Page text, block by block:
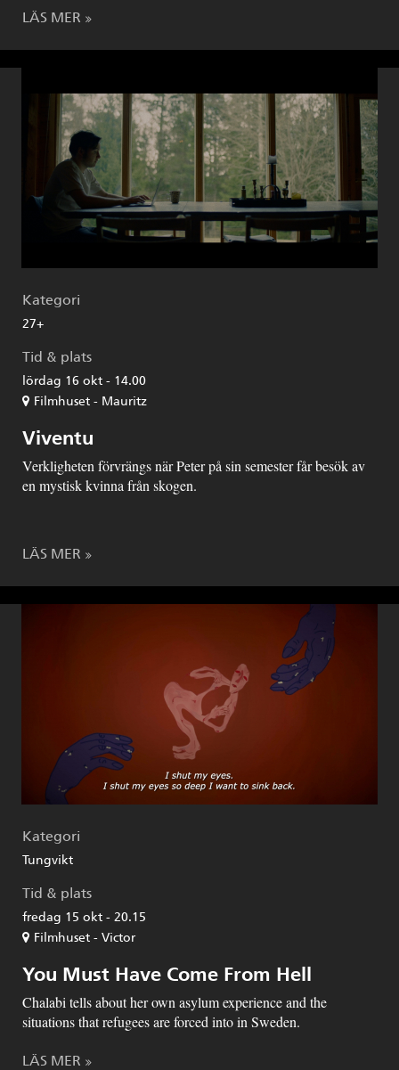
LÄS MER
Kategori
27+
Tid & plats
lördag 16 okt - 14.00
Filmhuset - Mauritz
Viventu
Verkligheten förvrängs när Peter på sin semester får besök av
en mystisk kvinna från skogen.
LÄS MER
Kategori
Tungvikt
Tid & plats
fredag 15 okt - 20.15
Filmhuset - Victor
You Must Have Come From Hell
Chalabi tells about her own asylum experience and the
situations that refugees are forced into in Sweden.
LÄS MER